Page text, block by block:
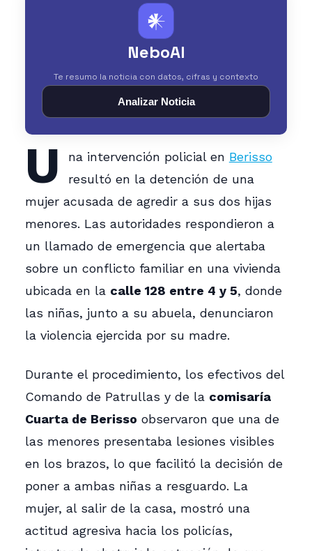
𒀭
NeboAI
Te resumo la noticia con datos, cifras y contexto
Analizar Noticia
U na intervención policial en Berisso
resultó en la detención de una
mujer acusada de agredir a sus dos hijas
menores. Las autoridades respondieron a
un llamado de emergencia que alertaba
sobre un conflicto familiar en una vivienda
ubicada en la calle 128 entre 4 y 5, donde
las niñas, junto a su abuela, denunciaron
la violencia ejercida por su madre.
Durante el procedimiento, los efectivos del
Comando de Patrullas y de la comisaría
Cuarta de Berisso observaron que una de
las menores presentaba lesiones visibles
en los brazos, lo que facilitó la decisión de
poner a ambas niñas a resguardo. La
mujer, al salir de la casa, mostró una
actitud agresiva hacia los policías,